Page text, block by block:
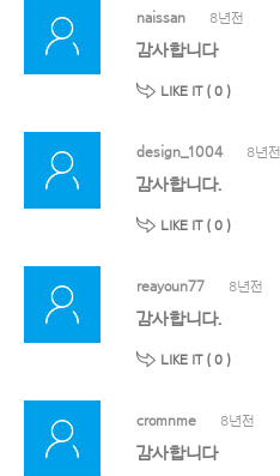
naissan 8년전
감사합니다
LIKE IT ( 0 )
design_1004 8년전
감사합니다.
LIKE IT ( 0 )
reayoun77 8년전
감사합니다.
LIKE IT ( 0 )
cromnme 8년전
감사합니다